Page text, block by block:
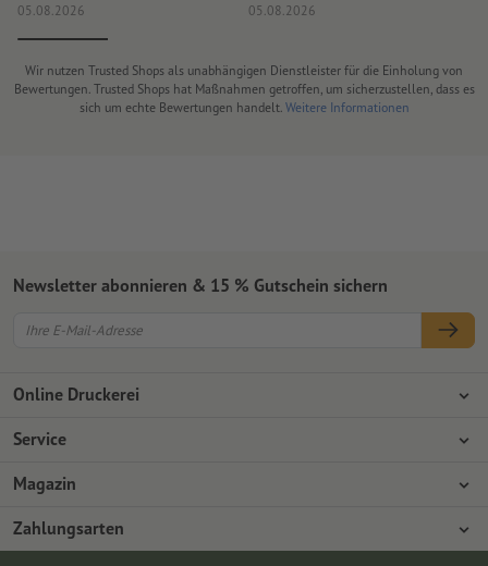
05.08.2026 05.08.2026
Wir nutzen Trusted Shops als unabhängigen Dienstleister für die Einholung von
Bewertungen. Trusted Shops hat Maßnahmen getroffen, um sicherzustellen, dass es
sich um echte Bewertungen handelt. Weitere Informationen
Online Druckerei
Über Onlineprinters
Presse
Umweltschutz
Service
Zahlungsarten
Versand
Magazin
Design
Zahlungsarten
Newsletter abonnieren & 15 % Gutschein sichern